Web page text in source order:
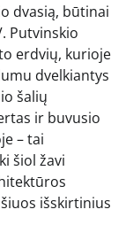
dvasią, būtinai
Putvinskio
erdvių, kurioje
dvelkiantys
šalių
ir buvusio
– tai
šiol žavi
išskirtinius